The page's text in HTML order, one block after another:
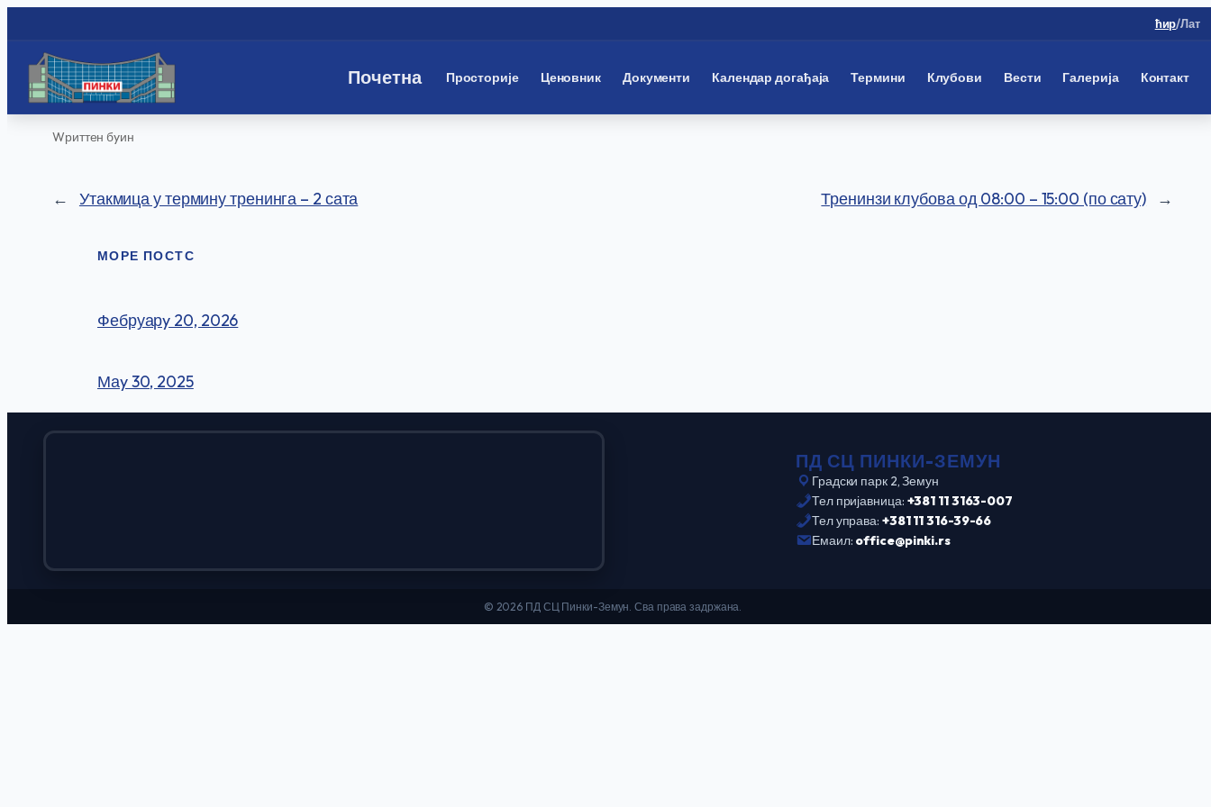
ћир/Лат
Почетна Просторије Ценовник Документи Календар догађаја Термини Клубови Вести Галерија Контакт
Wриттен бyин
← Утакмица у термину тренинга – 2 сата Тренинзи клубова од 08:00 – 15:00 (по сату) →
МОРЕ ПОСТС
Фебруарy 20, 2026
Маy 30, 2025
ПД СЦ ПИНКИ-ЗЕМУН
Градски парк 2, Земун
Тел пријавница: +381 11 3163-007
Тел управа: +381 11 316-39-66
Емаил: office@pinki.rs
© 2026 ПД СЦ Пинки-Земун. Сва права задржана.